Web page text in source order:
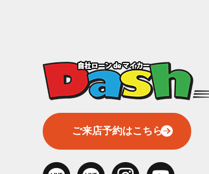
ご来店予約はこちら